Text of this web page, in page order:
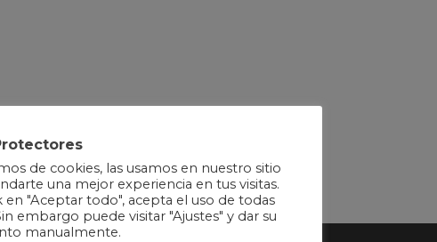
de cookies, las usamos en nuestro sitio
una mejor experiencia en tus visitas.
en "Aceptar todo", acepta el uso de todas
embargo puede visitar "Ajustes" y dar su
manualmente.